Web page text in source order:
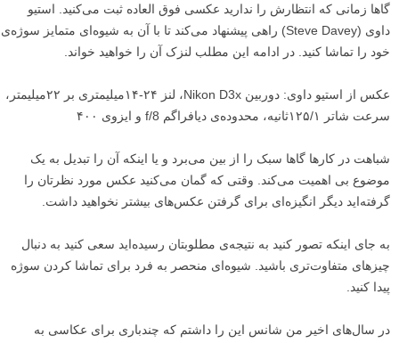
گاها زمانی که انتظارش را ندارید عکسی فوق العاده ثبت می‌کنید. استیو
داوی (Steve Davey) راهی پیشنهاد می‌کند تا با آن به شیوه‌ای متمایز سوژه‌ی
خود را تماشا کنید. در ادامه این مطلب لنزک آن را خواهید خواند.
عکس از استیو داوی: دوربین Nikon D3x، لنز ۲۴-۱۴میلیمتری بر ۲۲میلیمتر،
سرعت شاتر ۱۲۵/۱ثانیه، محدوده‌ی دیافراگم f/8 و ایزوی ۴۰۰
شباهت در کارها گاها سبک را از بین می‌برد و یا اینکه آن را تبدیل به یک
موضوع بی اهمیت می‌کند. وقتی که گمان می‌کنید عکس مورد نظرتان را
گرفته‌اید دیگر انگیزه‌ای برای گرفتن عکس‌های بیشتر نخواهید داشت.
به جای اینکه تصور کنید به نتیجه‌ی مطلوبتان رسیده‌اید سعی کنید به دنبال
چیز‌های متفاوت‌تری باشید. شیوه‌ای منحصر به فرد برای تماشا کردن سوژه
پیدا کنید.
در سال‌های اخیر من شانس این را داشتم که چندباری برای عکاسی به